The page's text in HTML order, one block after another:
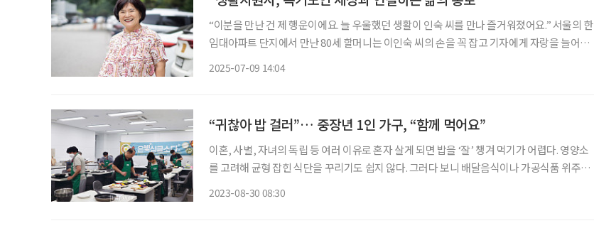
“이분을 만난 건 제 행운이에요. 늘 우울했던 생활이 인숙 씨를 만나 즐거워졌어요.” 서울의 한
임대아파트 단지에서 만난 80세 할머니는 이인숙 씨의 손을 꼭 잡고 기자에게 자랑을 늘어놓
2025-07-09 14:04
“귀찮아 밥 걸러”… 중장년 1인 가구, “함께 먹어요”
이혼, 사별, 자녀의 독립 등 여러 이유로 혼자 살게 되면 밥을 ‘잘’ 챙겨 먹기가 어렵다. 영양소
를 고려해 균형 잡힌 식단을 꾸리기도 쉽지 않다. 그러다 보니 배달음식이나 가공식품 위주로
2023-08-30 08:30